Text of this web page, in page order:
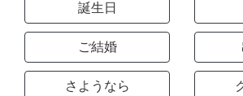
誕生日
ご結婚
さようなら